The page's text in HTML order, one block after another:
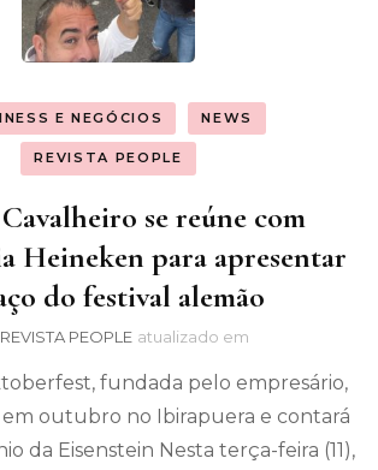
E NEGÓCIOS NEWS
REVISTA PEOPLE
se reúne com
Heineken para apresentar
do festival alemão
REVISTA PEOPLE atualizado em
fundada pelo empresário,
em outubro no Ibirapuera e contará
da Eisenstein Nesta terça-feira (11),